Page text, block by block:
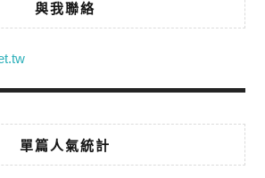
與我聯絡
單篇人氣統計